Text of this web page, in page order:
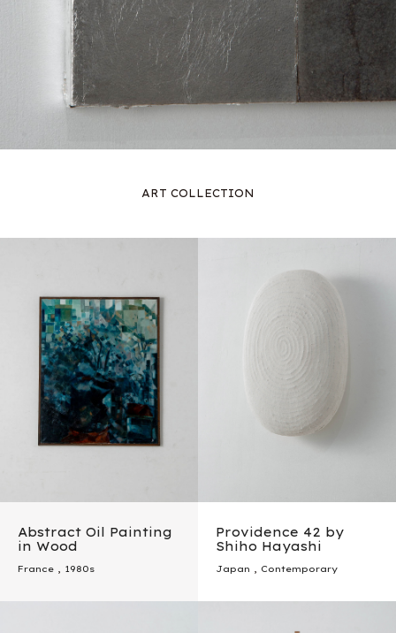
ART COLLECTION
Abstract Oil Painting
in Wood
France , 1980s
Providence 42 by
Shiho Hayashi
Japan , Contemporary